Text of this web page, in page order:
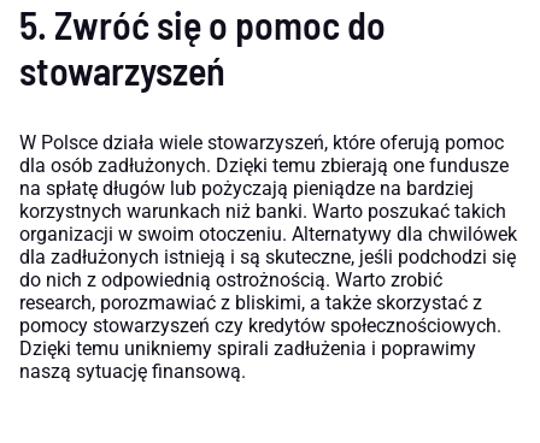
5. Zwróć się o pomoc do
stowarzyszeń
W Polsce działa wiele stowarzyszeń, które oferują pomoc
dla osób zadłużonych. Dzięki temu zbierają one fundusze
na spłatę długów lub pożyczają pieniądze na bardziej
korzystnych warunkach niż banki. Warto poszukać takich
organizacji w swoim otoczeniu. Alternatywy dla chwilówek
dla zadłużonych istnieją i są skuteczne, jeśli podchodzi się
do nich z odpowiednią ostrożnością. Warto zrobić
research, porozmawiać z bliskimi, a także skorzystać z
pomocy stowarzyszeń czy kredytów społecznościowych.
Dzięki temu unikniemy spirali zadłużenia i poprawimy
naszą sytuację finansową.